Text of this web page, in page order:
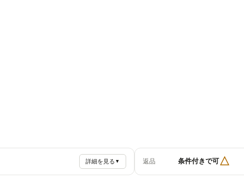
詳細を見る ▼ 返品 条件付きで可△